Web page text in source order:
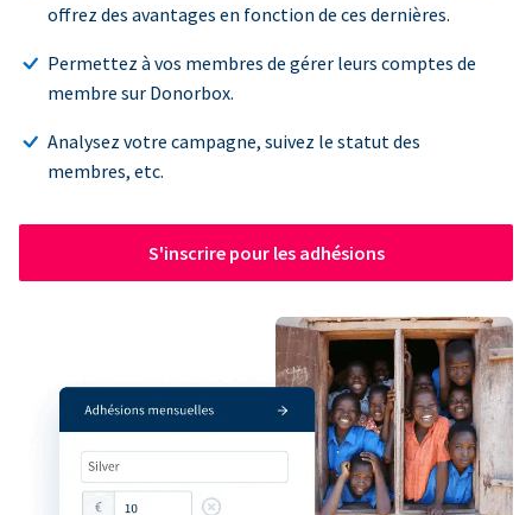
offrez des avantages en fonction de ces dernières.
Permettez à vos membres de gérer leurs comptes de
membre sur Donorbox.
Analysez votre campagne, suivez le statut des
membres, etc.
S'inscrire pour les adhésions